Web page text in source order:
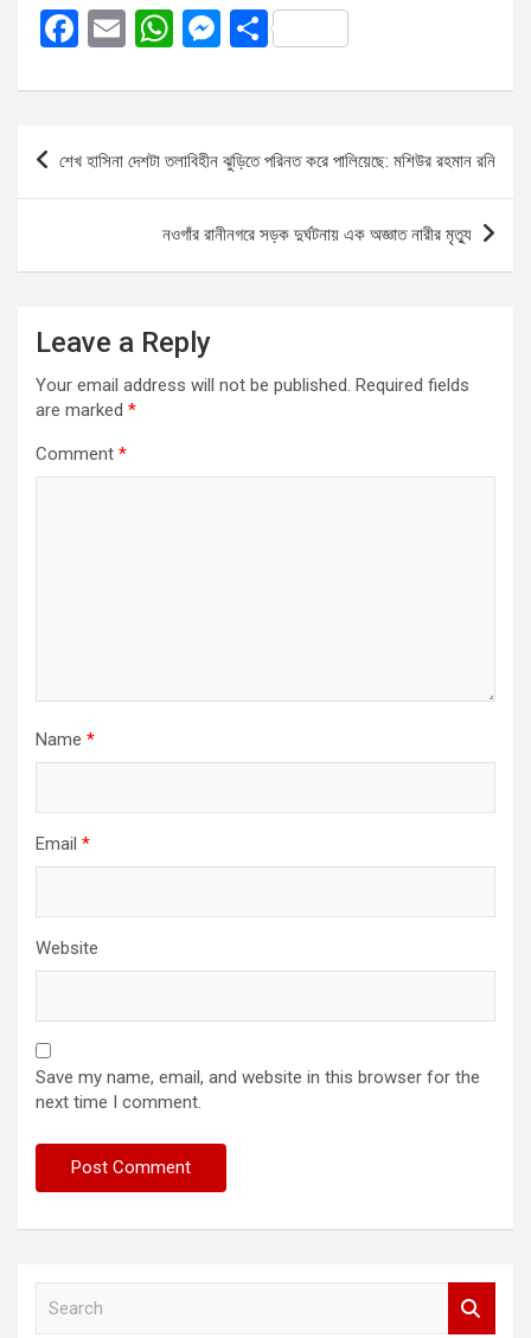
F
ce
o
E
ail
W
at
s
A
p
p
M
se
n
g
er
S
ar
e
Post
শেখ হাসিনা দেশটা তলাবিহীন ঝুড়িতে পরিনত করে পালিয়েছে: মশিউর রহমান রনি
নওগাঁর রানীনগরে সড়ক দুর্ঘটনায় এক অজ্ঞাত নারীর মৃত্যু
Leave a Reply
Your email address will not be published. Required fields
are marked *
Comment *
Name *
Email *
Website
Save my name, email, and website in this browser for the
next time I comment.